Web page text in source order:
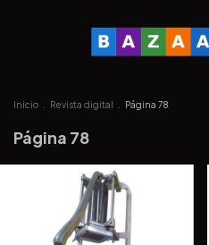
Inicio Revista digital Página 78
Página 78